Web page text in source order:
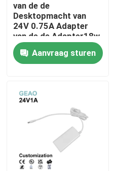
Neem contact met ons op
Verzoek om een Citaat
De Adapter van de
Verwisselbare
van de de
Desktopmacht van
24V 0.75A Adapter
van de de Adapter18w
de Universele Ac
Gelijkstroom Macht
Aanvraag sturen